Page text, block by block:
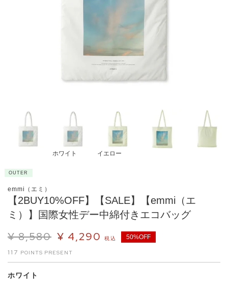
ホワイト イエロー
OUTER
emmi（エミ）
【2BUY10%OFF】【SALE】【emmi（エ
ミ）】国際女性デー中綿付きエコバッグ
¥ 8,580 ¥ 4,290 税込 50%OFF
117
ホワイト